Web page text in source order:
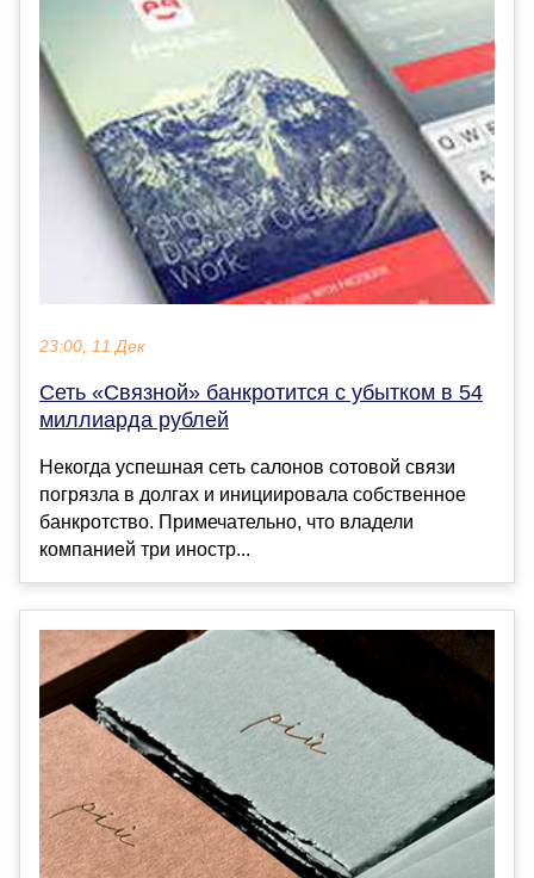
23:00, 11 Дек
Сеть «Связной» банкротится с убытком в 54
миллиарда рублей
Некогда успешная сеть салонов сотовой связи
погрязла в долгах и инициировала собственное
банкротство. Примечательно, что владели
компанией три иностр...